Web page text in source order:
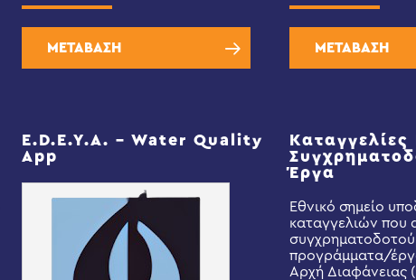
ΜΕΤΑΒΑΣΗ
E.D.E.Y.A. – Water Quality
App
ΜΕΤΑΒΑΣΗ
Καταγγελίες
Έργα
Εθνικό σημείο
καταγγελιών που
προγράμματα/
Αρχή Διαφάνειας